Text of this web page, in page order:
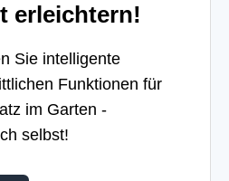
erleichtern!
Sie intelligente
Funktionen für
im Garten -
selbst!